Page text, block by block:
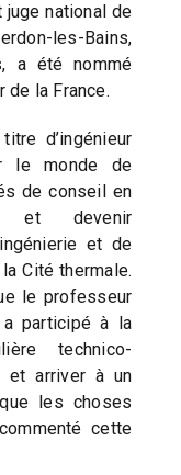
national de
les-Bains,
a été nommé
de la France.
d’ingénieur
le monde de
de conseil en
et devenir
et de
Cité thermale.
le professeur
a participé à la
technico-
et arriver à un
les choses
cette